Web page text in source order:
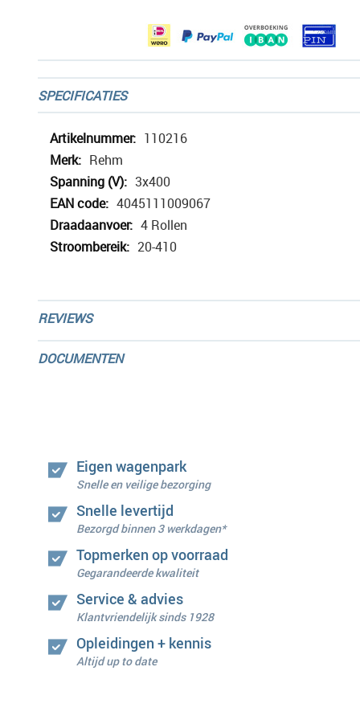
SPECIFICATIES
Meer
informatie
110216
Rehm
3x400
4045111009067
4 Rollen
20-410
REVIEWS
DOCUMENTEN
Eigen wagenpark
Snelle en veilige bezorging
Snelle levertijd
Bezorgd binnen 3 werkdagen*
Topmerken op voorraad
Gegarandeerde kwaliteit
Service & advies
Klantvriendelijk sinds 1928
Opleidingen + kennis
Altijd up to date